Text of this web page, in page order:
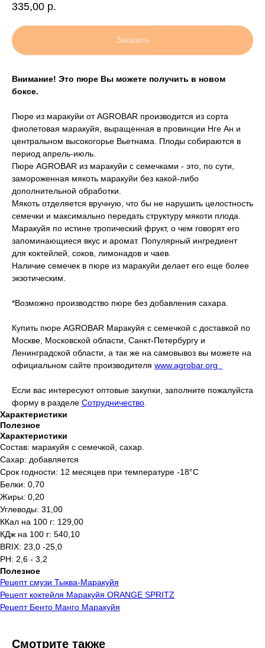
335,00 р.
Заказать
Внимание! Это пюре Вы можете получить в новом
боксе.
Пюре из маракуйи от AGROBAR производится из сорта
фиолетовая маракуйя, выращенная в провинции Нге Ан и
центральном высокогорье Вьетнама. Плоды собираются в
период апрель-июль.
Пюре AGROBAR из маракуйи с семечками - это, по сути,
замороженная мякоть маракуйи без какой-либо
дополнительной обработки.
Мякоть отделяется вручную, что бы не нарушить целостность
семечки и максимально передать структуру мякоти плода.
Маракуйя по истине тропический фрукт, о чем говорят его
запоминающиеся вкус и аромат. Популярный ингредиент
для коктейлей, соков, лимонадов и чаев.
Наличие семечек в пюре из маракуйи делает его еще более
экзотическим.
*Возможно производство пюре без добавления сахара.
Купить пюре AGROBAR Маракуйя с семечкой с доставкой по
Москве, Московской области, Санкт-Петербургу и
Ленинградской области, а так же на самовывоз вы можете на
официальном сайте производителя www.agrobar.org
Если вас интересуют оптовые закупки, заполните пожалуйста
форму в разделе Сотрудничество
Характеристики
Полезное
Характеристики
Состав: маракуйя с семечкой, сахар.
Сахар: добавляется
Срок годности: 12 месяцев при температуре -18°C
Белки: 0,70
Жиры: 0,20
Углеводы: 31,00
ККал на 100 г: 129,00
КДж на 100 г: 540,10
BRIX: 23,0 -25,0
PH: 2,6 - 3,2
Полезное
Рецепт смузи Тыква-Маракуйя
Рецепт коктейля Маракуйя ORANGE SPRITZ
Рецепт Бенто Манго Маракуйя
Смотрите также